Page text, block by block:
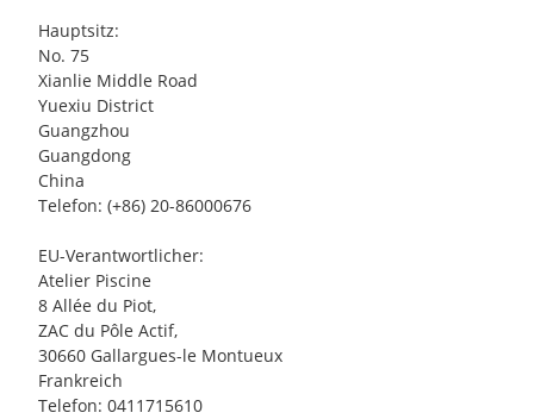
Hauptsitz:
No. 75
Xianlie Middle Road
Yuexiu District
Guangzhou
Guangdong
China
Telefon: (+86) 20-86000676
EU-Verantwortlicher:
Atelier Piscine
8 Allée du Piot,
ZAC du Pôle Actif,
30660 Gallargues-le Montueux
Frankreich
Telefon: 0411715610